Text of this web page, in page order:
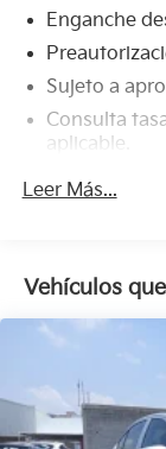
Enganche
Sujeto a
Consulta
aplicable.
Leer Más...
Vehículos